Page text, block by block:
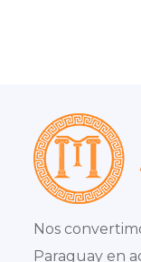
Nos
Paraguay en